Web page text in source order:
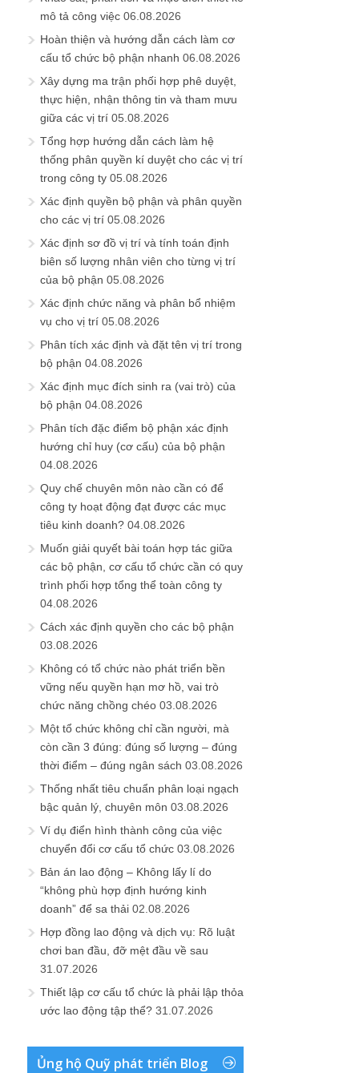
mô tả công việc 06.08.2026
Hoàn thiện và hướng dẫn cách làm cơ
cấu tổ chức bộ phận nhanh 06.08.2026
Xây dựng ma trận phối hợp phê duyệt,
thực hiện, nhận thông tin và tham mưu
giữa các vị trí 05.08.2026
Tổng hợp hướng dẫn cách làm hệ
thống phân quyền kí duyệt cho các vị trí
trong công ty 05.08.2026
Xác định quyền bộ phận và phân quyền
cho các vị trí 05.08.2026
Xác định sơ đồ vị trí và tính toán định
biên số lượng nhân viên cho từng vị trí
của bộ phận 05.08.2026
Xác định chức năng và phân bổ nhiệm
vụ cho vị trí 05.08.2026
Phân tích xác định và đặt tên vị trí trong
bộ phận 04.08.2026
Xác định mục đích sinh ra (vai trò) của
bộ phận 04.08.2026
Phân tích đặc điểm bộ phận xác định
hướng chỉ huy (cơ cấu) của bộ phận
04.08.2026
Quy chế chuyên môn nào cần có để
công ty hoạt động đạt được các mục
tiêu kinh doanh? 04.08.2026
Muốn giải quyết bài toán hợp tác giữa
các bộ phận, cơ cấu tổ chức cần có quy
trình phối hợp tổng thể toàn công ty
04.08.2026
Cách xác định quyền cho các bộ phận
03.08.2026
Không có tổ chức nào phát triển bền
vững nếu quyền hạn mơ hồ, vai trò
chức năng chồng chéo 03.08.2026
Một tổ chức không chỉ cần người, mà
còn cần 3 đúng: đúng số lượng – đúng
thời điểm – đúng ngân sách 03.08.2026
Thống nhất tiêu chuẩn phân loại ngạch
bậc quản lý, chuyên môn 03.08.2026
Ví dụ điển hình thành công của việc
chuyển đổi cơ cấu tổ chức 03.08.2026
Bản án lao động – Không lấy lí do
“không phù hợp định hướng kinh
doanh” để sa thải 02.08.2026
Hợp đồng lao động và dịch vụ: Rõ luật
chơi ban đầu, đỡ mệt đầu về sau
31.07.2026
Thiết lập cơ cấu tổ chức là phải lập thỏa
ước lao động tập thể? 31.07.2026
Ủng hộ Quỹ phát triển Blog